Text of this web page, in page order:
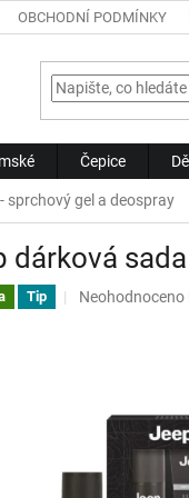
OBCHODNÍ PODMÍNKY
Čepice
sprchový gel a deospray
dárková
Tip
Průměrné
hvězdiček.
Neohodnoceno